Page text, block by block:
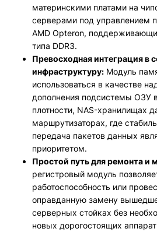
материнскими платами на
серверами под управлением
AMD Opteron,
типа DDR3.
Превосходная интеграция в
инфраструктуру: Модуль
использоваться в качестве
дополнения подсистемы ОЗУ
плотности, NAS-хранилищах
маршрутизаторах, где
передача пакетов данных
приоритетом.
Простой путь для ремонта и
регистровый модуль
работоспособность или
оправданную замену
серверных стойках без
новых дорогостоящих